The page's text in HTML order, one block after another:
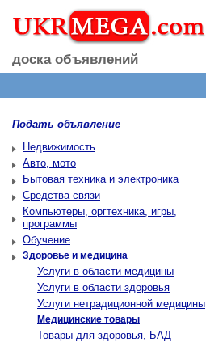
доска объявлений
Подать объявление
Недвижимость
Авто, мото
Бытовая техника и электроника
Средства связи
Компьютеры, оргтехника, игры,
программы
Обучение
Здоровье и медицина
Услуги в области медицины
Услуги в области здоровья
Услуги нетрадиционной медицины
Медицинские товары
Товары для здоровья, БАД